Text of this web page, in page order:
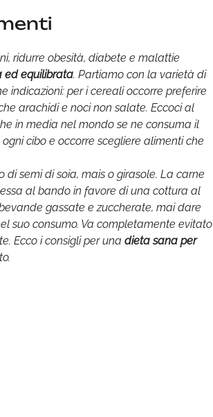
ridurre obesità, diabete e malattie
ed equilibrata. Partiamo con la varietà di
indicazioni: per i cereali occorre preferire
arachidi e noci non salate. Eccoci al
in media nel mondo se ne consuma il
cibo e occorre scegliere alimenti che
di semi di soia, mais o girasole. La carne
al bando in favore di una cottura al
gassate e zuccherate, mai dare
suo consumo. Va completamente evitato
Ecco i consigli per una dieta sana per